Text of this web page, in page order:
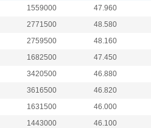
1559000 47.960
2771500 48.580
2759500 48.160
1682500 47.450
3420500 46.880
3616500 46.820
1631500 46.000
1443000 46.100